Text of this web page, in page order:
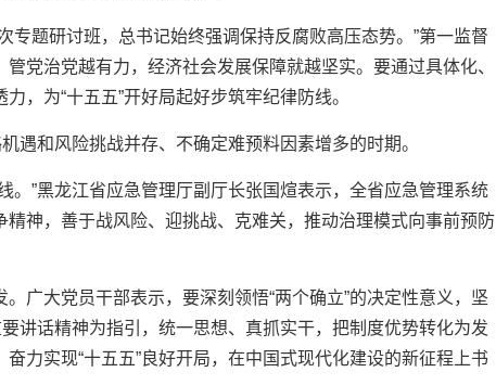
专题研讨班，总书记始终强调保持反腐败高压态势。”第一监督
党治党越有力，经济社会发展保障就越坚实。要通过具体化、
，为“十五五”开好局起好步筑牢纪律防线。
遇和风险挑战并存、不确定难预料因素增多的时期。
。”黑龙江省应急管理厅副厅长张国煊表示，全省应急管理系统
神，善于战风险、迎挑战、克难关，推动治理模式向事前预防
广大党员干部表示，要深刻领悟“两个确立”的决定性意义，坚
讲话精神为指引，统一思想、真抓实干，把制度优势转化为发
力实现“十五五”良好开局，在中国式现代化建设的新征程上书